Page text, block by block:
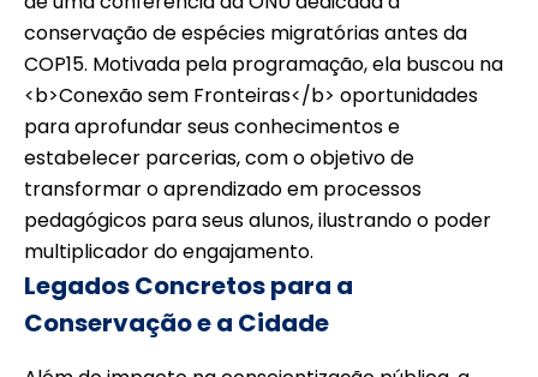
conservação de espécies migratórias antes da
COP15. Motivada pela programação, ela buscou na
<b>Conexão sem Fronteiras</b> oportunidades
para aprofundar seus conhecimentos e
estabelecer parcerias, com o objetivo de
transformar o aprendizado em processos
pedagógicos para seus alunos, ilustrando o poder
multiplicador do engajamento.
Legados Concretos para a
Conservação e a Cidade